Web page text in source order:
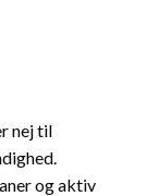
nej til
og aktiv